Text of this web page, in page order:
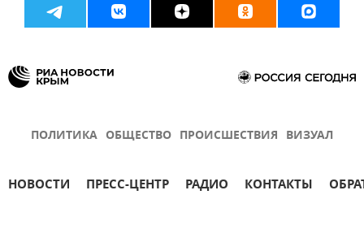
ПОЛИТИКА ОБЩЕСТВО ПРОИСШЕСТВИЯ ВИЗУАЛ
НОВОСТИ ПРЕСС-ЦЕНТР РАДИО КОНТАКТЫ